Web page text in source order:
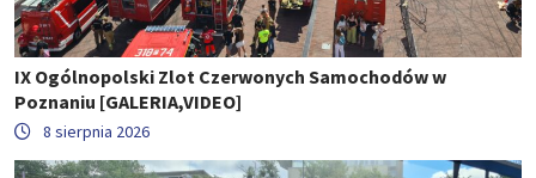
IX Ogólnopolski Zlot Czerwonych Samochodów w
Poznaniu [GALERIA,VIDEO]
8 sierpnia 2026